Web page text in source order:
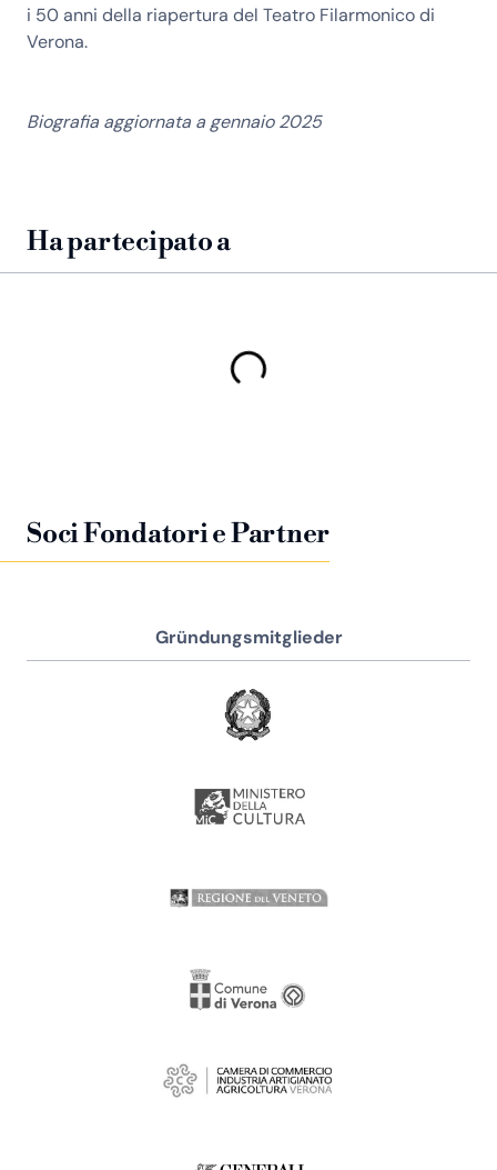
i 50 anni della riapertura del Teatro Filarmonico di
Verona.
Biografia aggiornata a gennaio 2025
Ha partecipato a
Soci Fondatori e Partner
Gründungsmitglieder